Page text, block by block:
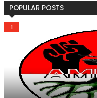
POPULAR POSTS